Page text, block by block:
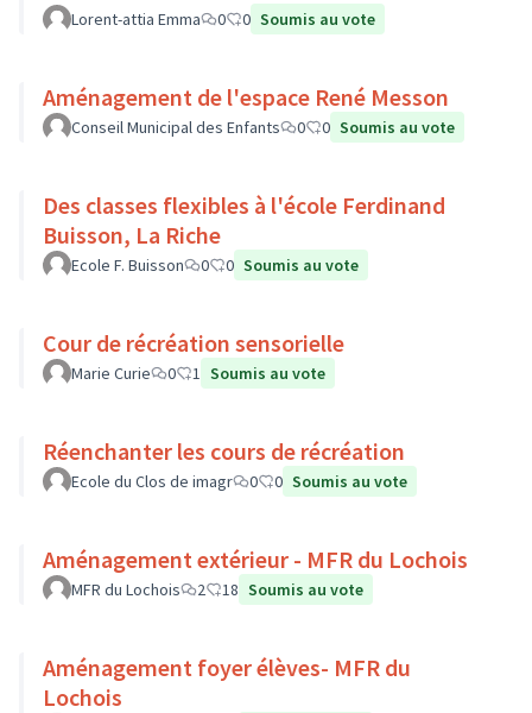
Lorent-attia Emma 0 0 Soumis au vote
Aménagement de l'espace René Messon
Conseil Municipal des Enfants 0 0 Soumis au vote
Des classes flexibles à l'école Ferdinand
Buisson, La Riche
Ecole F. Buisson 0 0 Soumis au vote
Cour de récréation sensorielle
Marie Curie 0 1 Soumis au vote
Réenchanter les cours de récréation
Ecole du Clos de imagr 0 0 Soumis au vote
Aménagement extérieur - MFR du Lochois
MFR du Lochois 2 18 Soumis au vote
Aménagement foyer élèves- MFR du
Lochois